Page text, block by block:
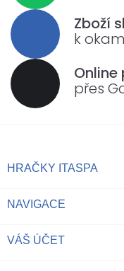
Zboží
k
přes
HRAČKY ITASPA
NAVIGACE
VÁŠ ÚČET